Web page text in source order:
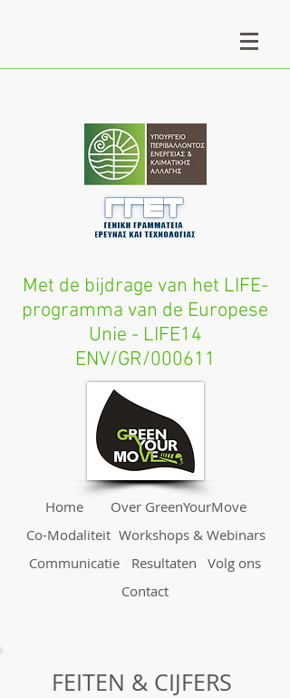
FEITEN & CIJFERS
Met de bijdrage van het LIFE-
programma van de Europese
Unie - LIFE14
ENV/GR/000611
Home
Over GreenYourMove
Co-Modaliteit Workshops & Webinars
Communicatie
Resultaten
Volg ons
Contact